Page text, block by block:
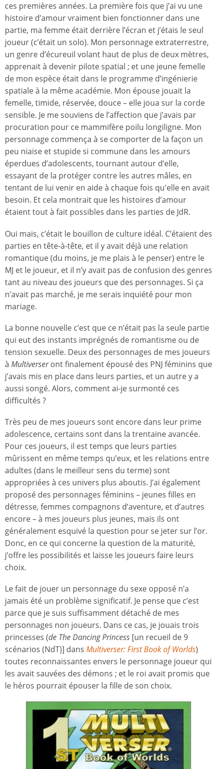
ces premières années. La première fois que j’ai vu une
histoire d’amour vraiment bien fonctionner dans une
partie, ma femme était derrière l’écran et j’étais le seul
joueur (c’était un solo). Mon personnage extraterrestre,
un genre d’écureuil volant haut de plus de deux mètres,
apprenait à devenir pilote spatial ; et une jeune femelle
de mon espèce était dans le programme d’ingénierie
spatiale à la même académie. Mon épouse jouait la
femelle, timide, réservée, douce – elle joua sur la corde
sensible. Je me souviens de l’affection que j’avais par
procuration pour ce mammifère poilu longiligne. Mon
personnage commença à se comporter de la façon un
peu niaise et stupide si commune dans les amours
éperdues d’adolescents, tournant autour d’elle,
essayant de la protéger contre les autres mâles, en
tentant de lui venir en aide à chaque fois qu'elle en avait
besoin. Et cela montrait que les histoires d’amour
étaient tout à fait possibles dans les parties de JdR.
Oui mais, c’était le bouillon de culture idéal. C’étaient des
parties en tête-à-tête, et il y avait déjà une relation
romantique (du moins, je me plais à le penser) entre le
MJ et le joueur, et il n’y avait pas de confusion des genres
tant au niveau des joueurs que des personnages. Si ça
n’avait pas marché, je me serais inquiété pour mon
mariage.
La bonne nouvelle c’est que ce n’était pas la seule partie
qui eut des instants imprégnés de romantisme ou de
tension sexuelle. Deux des personnages de mes joueurs
à Multiverseront finalement épousé des PNJ féminins que
j’avais mis en place dans leurs parties, et un autre y a
aussi songé. Alors, comment ai-je surmonté ces
difficultés ?
Très peu de mes joueurs sont encore dans leur prime
adolescence, certains sont dans la trentaine avancée.
Pour ces joueurs, il est temps que leurs parties
mûrissent en même temps qu’eux, et les relations entre
adultes (dans le meilleur sens du terme) sont
appropriées à ces univers plus aboutis. J’ai également
proposé des personnages féminins – jeunes filles en
détresse, femmes compagnons d’aventure, et d’autres
encore – à mes joueurs plus jeunes, mais ils ont
généralement esquivé la question pour se jeter sur l’or.
Donc, en ce qui concerne la question de la maturité,
j’offre les possibilités et laisse les joueurs faire leurs
choix.
Le fait de jouer un personnage du sexe opposé n’a
jamais été un problème significatif. Je pense que c’est
parce que je suis suffisamment détaché de mes
personnages non joueurs. Dans ce cas, je jouais trois
princesses (de The Dancing Princess [un recueil de 9
scénarios (NdT)] dans Multiverser: First Book of Worlds)
toutes reconnaissantes envers le personnage joueur qui
les avait sauvées des démons ; et le roi avait promis que
le héros pourrait épouser la fille de son choix.